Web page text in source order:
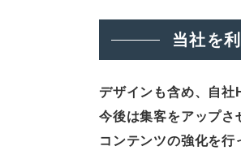
当社を
デザインも含め、自社
今後は集客をアップさ
コンテンツの強化を行